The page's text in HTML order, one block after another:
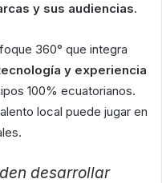
y sus audiencias.
360° que integra
y experiencia
100% ecuatorianos.
local puede jugar en
desarrollar